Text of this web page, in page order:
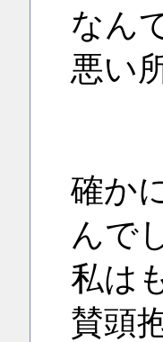
なん
悪い
確か
んで
私は
賛頭